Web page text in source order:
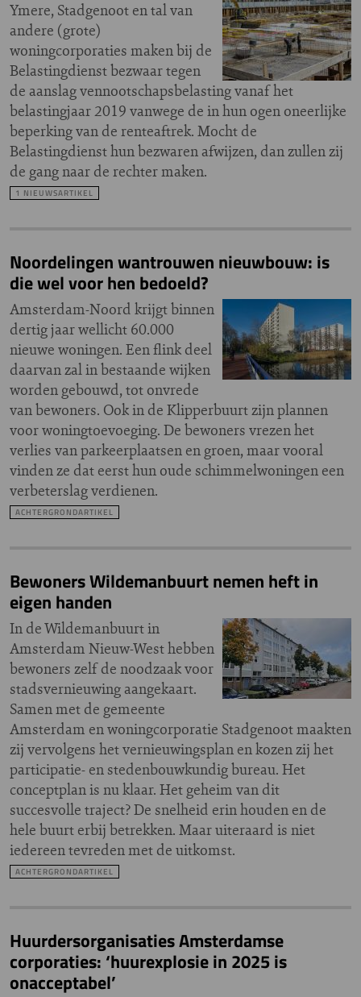
Ymere, Stadgenoot en tal van
andere (grote)
woningcorporaties maken bij de
Belastingdienst bezwaar tegen
de aanslag vennootschapsbelasting vanaf het
belastingjaar 2019 vanwege de in hun ogen oneerlijke
beperking van de renteaftrek. Mocht de
Belastingdienst hun bezwaren afwijzen, dan zullen zij
de gang naar de rechter maken.
1 NIEUWSARTIKEL
Noordelingen wantrouwen nieuwbouw: is
die wel voor hen bedoeld?
Amsterdam-Noord krijgt binnen
dertig jaar wellicht 60.000
nieuwe woningen. Een flink deel
daarvan zal in bestaande wijken
worden gebouwd, tot onvrede
van bewoners. Ook in de Klipperbuurt zijn plannen
voor woningtoevoeging. De bewoners vrezen het
verlies van parkeerplaatsen en groen, maar vooral
vinden ze dat eerst hun oude schimmelwoningen een
verbeterslag verdienen.
ACHTERGRONDARTIKEL
Bewoners Wildemanbuurt nemen heft in
eigen handen
In de Wildemanbuurt in
Amsterdam Nieuw-West hebben
bewoners zelf de noodzaak voor
stadsvernieuwing aangekaart.
Samen met de gemeente
Amsterdam en woningcorporatie Stadgenoot maakten
zij vervolgens het vernieuwingsplan en kozen zij het
participatie- en stedenbouwkundig bureau. Het
conceptplan is nu klaar. Het geheim van dit
succesvolle traject? De snelheid erin houden en de
hele buurt erbij betrekken. Maar uiteraard is niet
iedereen tevreden met de uitkomst.
ACHTERGRONDARTIKEL
Huurdersorganisaties Amsterdamse
corporaties: ‘huurexplosie in 2025 is
onacceptabel’